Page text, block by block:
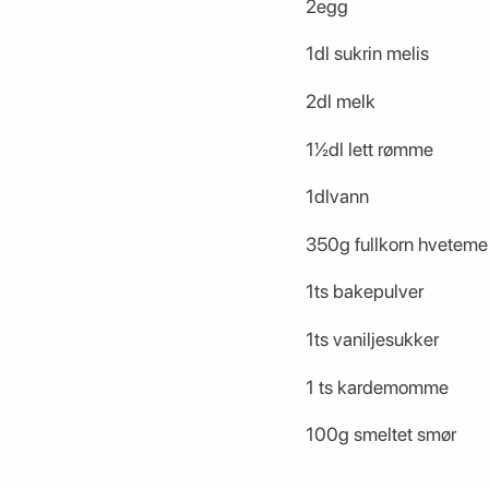
2egg
1dl sukrin melis
2dl melk
1½dl lett rømme
1dlvann
350g fullkorn
1ts bakepulver
1ts vaniljesukker
1 ts kardemomme
100g smeltet smør